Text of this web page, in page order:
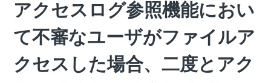
アクセスログ参照機能におい
て不審なユーザがファイルア
クセスした場合、二度とアク